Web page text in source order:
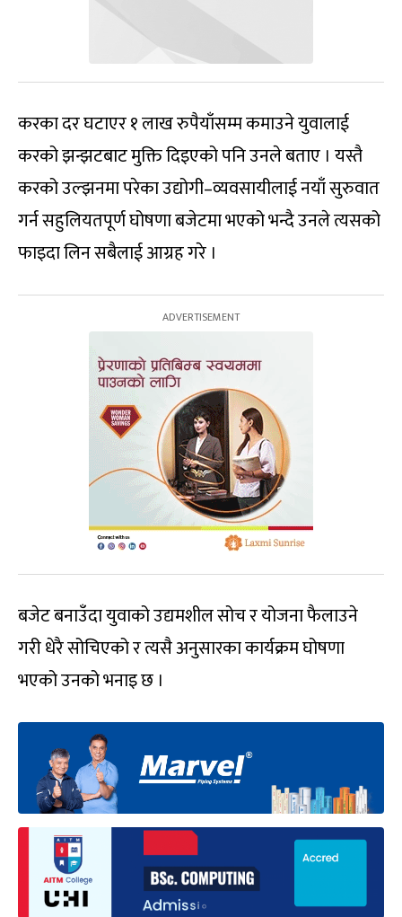
करका दर घटाएर १ लाख रुपैयाँसम्म कमाउने युवालाई
करको झन्झटबाट मुक्ति दिइएको पनि उनले बताए । यस्तै
करको उल्झनमा परेका उद्योगी–व्यवसायीलाई नयाँ सुरुवात
गर्न सहुलियतपूर्ण घोषणा बजेटमा भएको भन्दै उनले त्यसको
फाइदा लिन सबैलाई आग्रह गरे ।
बजेट बनाउँदा युवाको उद्यमशील सोच र योजना फैलाउने
गरी धेरै सोचिएको र त्यसै अनुसारका कार्यक्रम घोषणा
भएको उनको भनाइ छ ।